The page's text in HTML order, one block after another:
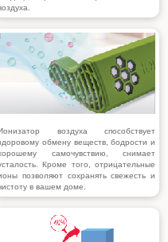
воздуха способствует
обмену веществ, бодрости и
самочувствию, снимает
Кроме того, отрицательные
позволяют сохранять свежесть и
в вашем доме.